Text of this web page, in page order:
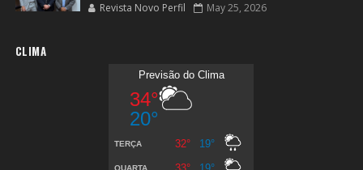
Revista Novo Perfil May 25, 2026
CLIMA